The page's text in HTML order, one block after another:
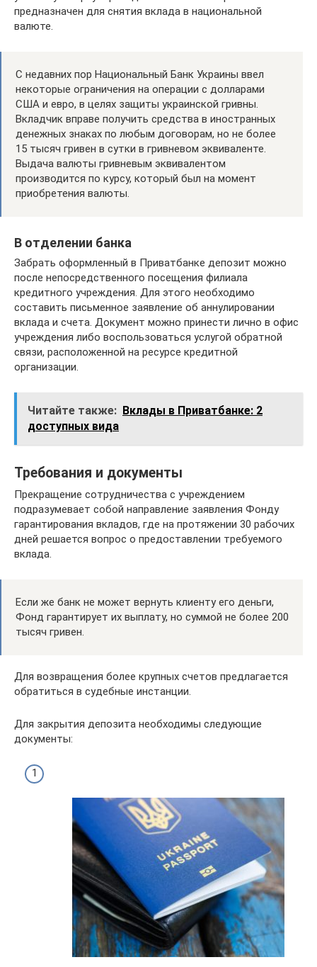
предназначен для снятия вклада в национальной
валюте.
С недавних пор Национальный Банк Украины ввел
некоторые ограничения на операции с долларами
США и евро, в целях защиты украинской гривны.
Вкладчик вправе получить средства в иностранных
денежных знаках по любым договорам, но не более
15 тысяч гривен в сутки в гривневом эквиваленте.
Выдача валюты гривневым эквивалентом
производится по курсу, который был на момент
приобретения валюты.
В отделении банка
Забрать оформленный в Приватбанке депозит можно
после непосредственного посещения филиала
кредитного учреждения. Для этого необходимо
составить письменное заявление об аннулировании
вклада и счета. Документ можно принести лично в офис
учреждения либо воспользоваться услугой обратной
связи, расположенной на ресурсе кредитной
организации.
Читайте также: Вклады в Приватбанке: 2
доступных вида
Требования и документы
Прекращение сотрудничества с учреждением
подразумевает собой направление заявления Фонду
гарантирования вкладов, где на протяжении 30 рабочих
дней решается вопрос о предоставлении требуемого
вклада.
Если же банк не может вернуть клиенту его деньги,
Фонд гарантирует их выплату, но суммой не более 200
тысяч гривен.
Для возвращения более крупных счетов предлагается
обратиться в судебные инстанции.
Для закрытия депозита необходимы следующие
документы: